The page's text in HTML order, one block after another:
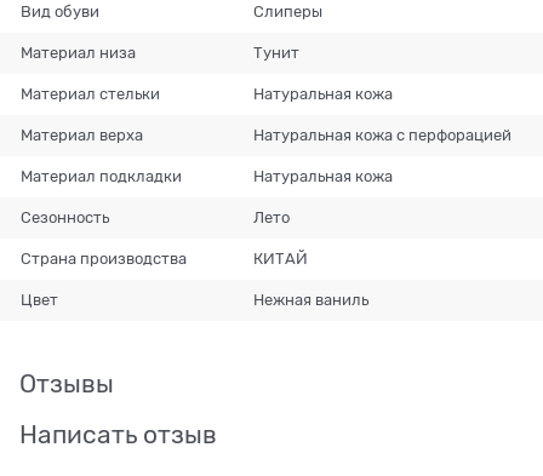
Вид обуви Слиперы
Материал низа Тунит
Материал стельки Натуральная кожа
Материал верха Натуральная кожа с перфорацией
Материал подкладки Натуральная кожа
Сезонность Лето
Страна производства КИТАЙ
Цвет Нежная ваниль
Отзывы
Написать отзыв